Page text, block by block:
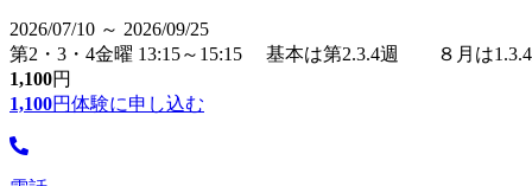
2026/07/10 ～ 2026/09/25
第2・3・4金曜 13:15～15:15 基本は第2.3.4週 ８月は1.3.4
1,100円
1,100円体験に申し込む